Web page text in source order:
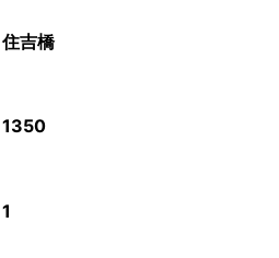
住吉橋
1350
1